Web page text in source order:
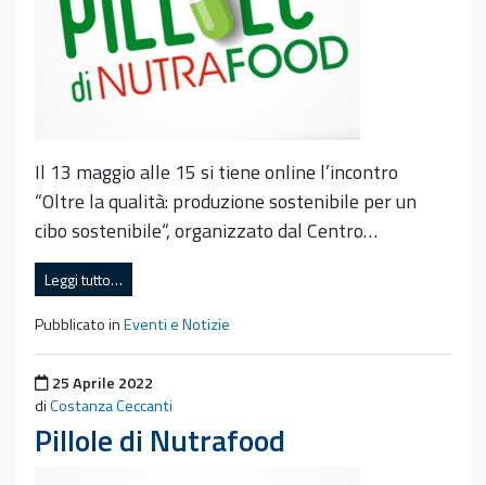
Il 13 maggio alle 15 si tiene online l’incontro
“Oltre la qualità: produzione sostenibile per un
cibo sostenibile“, organizzato dal Centro…
Leggi tutto…
Pubblicato inEventi e Notizie
Pubblicato il
25 Aprile 2022
diCostanza Ceccanti
Pillole di Nutrafood